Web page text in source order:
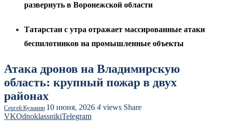
развернуть в Воронежской области
Татарстан с утра отражает массированные атаки
беспилотников на промышленные объекты
Атака дронов на Владимирскую
область: крупный пожар в двух
районах
Сергей Кузьмин 10 июня, 2026 4 views Share
VKOdnoklassnikiTelegram